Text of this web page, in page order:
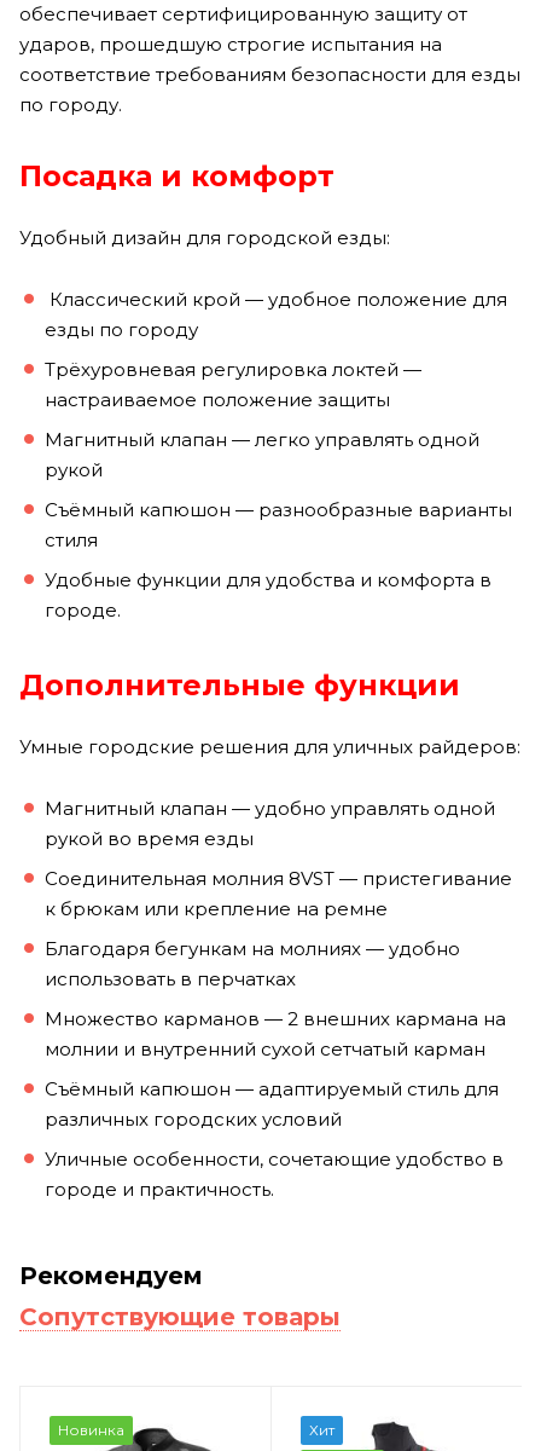
обеспечивает сертифицированную защиту от
ударов, прошедшую строгие испытания на
соответствие требованиям безопасности для езды
по городу.
Посадка и комфорт
Удобный дизайн для городской езды:
Классический крой — удобное положение для
езды по городу
Трёхуровневая регулировка локтей —
настраиваемое положение защиты
Магнитный клапан — легко управлять одной
рукой
Съёмный капюшон — разнообразные варианты
стиля
Удобные функции для удобства и комфорта в
городе.
Дополнительные функции
Умные городские решения для уличных райдеров:
Магнитный клапан — удобно управлять одной
рукой во время езды
Соединительная молния 8VST — пристегивание
к брюкам или крепление на ремне
Благодаря бегункам на молниях — удобно
использовать в перчатках
Множество карманов — 2 внешних кармана на
молнии и внутренний сухой сетчатый карман
Съёмный капюшон — адаптируемый стиль для
различных городских условий
Уличные особенности, сочетающие удобство в
городе и практичность.
Рекомендуем
Сопутствующие товары
Новинка
Хит